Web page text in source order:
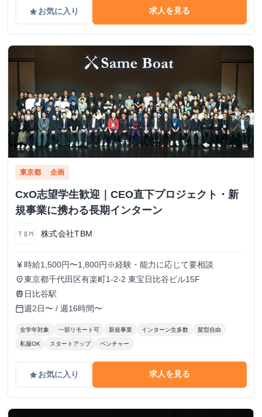
gradeお気に入り 求人を見る
東京都 企画
CxO志望学生歓迎｜CEO直下プロジェクト・新
規事業に携わる長期インターン
株式会社TBM
currency_yen 時給1,500円〜1,800円※経験・能力に応じて要相談
place東京都千代田区有楽町1-2-2 東宝日比谷ビル15F
train 日比谷駅
calendar_today週2日〜 / 週16時間〜
全学年対象 一部リモート可 新規事業 インターン生多数 髪型自由
私服OK スタートアップ ベンチャー
gradeお気に入り 求人を見る